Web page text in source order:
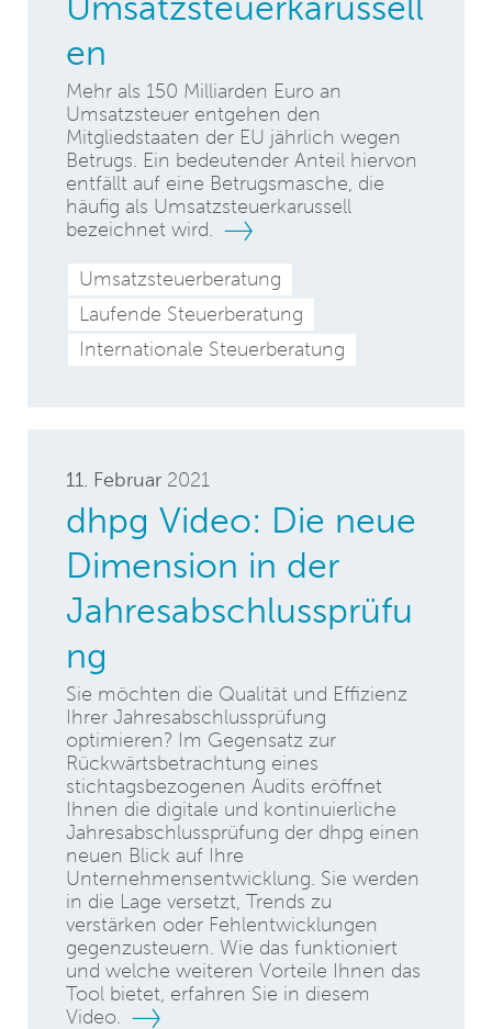
en
Mehr als 150 Milliarden Euro an
Umsatzsteuer entgehen den
Mitgliedstaaten der EU jährlich wegen
Betrugs. Ein bedeutender Anteil hiervon
entfällt auf eine Betrugsmasche, die
häufig als Umsatzsteuerkarussell
bezeichnet wird.
Umsatzsteuerberatung
Laufende Steuerberatung
Internationale Steuerberatung
11. Februar 2021
dhpg Video: Die neue
Dimension in der
Jahresabschlussprüfu
ng
Sie möchten die Qualität und Effizienz
Ihrer Jahresabschlussprüfung
optimieren? Im Gegensatz zur
Rückwärtsbetrachtung eines
stichtagsbezogenen Audits eröffnet
Ihnen die digitale und kontinuierliche
Jahresabschlussprüfung der dhpg einen
neuen Blick auf Ihre
Unternehmensentwicklung. Sie werden
in die Lage versetzt, Trends zu
verstärken oder Fehlentwicklungen
gegenzusteuern. Wie das funktioniert
und welche weiteren Vorteile Ihnen das
Tool bietet, erfahren Sie in diesem
Video.